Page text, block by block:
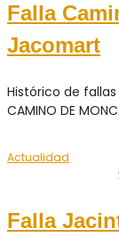
Falla
Jacomart
Histórico de
CAMINO DE
Actualidad
Falla